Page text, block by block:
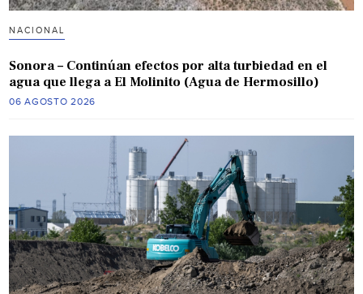
NACIONAL
Sonora – Continúan efectos por alta turbiedad en el
agua que llega a El Molinito (Agua de Hermosillo)
06 AGOSTO 2026